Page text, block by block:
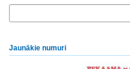
Jaunākie numuri